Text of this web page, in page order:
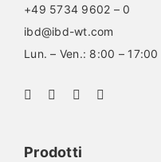
+49 5734 9602 – 0
ibd@ibd-wt.com
Lun. – Ven.: 8:00 – 17:00
Prodotti